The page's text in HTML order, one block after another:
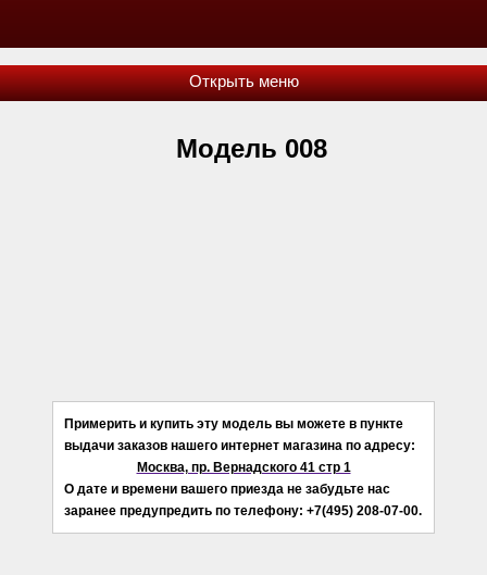
Модель 008
Примерить и купить эту модель вы можете в пункте
выдачи заказов нашего интернет магазина по адресу:
Москва, пр. Вернадского 41 стр 1
О дате и времени вашего приезда не забудьте нас
заранее предупредить по телефону: +7(495) 208-07-00.